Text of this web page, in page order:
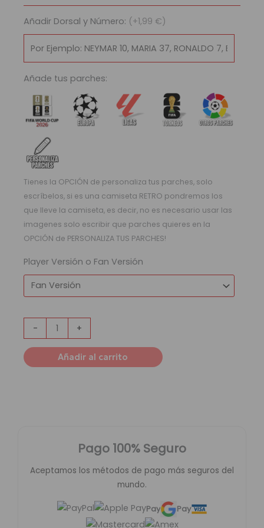
Añadir Dorsal y Número: (+1,99 €)
Añade tus parches:
Tienes la OPCIÓN de personaliza tus parches, solo
escríbelos, si es una camiseta RETRO pondremos los
que lleve la camiseta, es decir, no es necesario usar las
imagenes solo escribir que parches quieres en la
OPCIÓN de PERSONALIZA TUS PARCHES!
Player Versión o Fan Versión
-
de
Alemania
2025/26
cantidad
+
Añadir al carrito
Pago 100% Seguro
Aceptamos los métodos de pago más seguros del
mundo.
Pay Pay